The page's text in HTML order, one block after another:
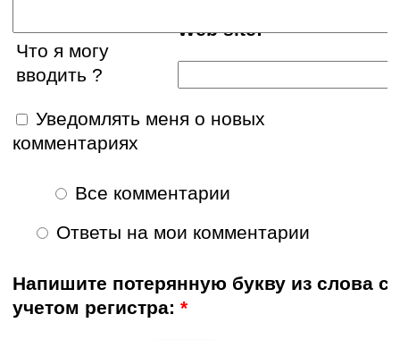
Web site:
Что я могу
вводить ?
Уведомлять меня о новых
комментариях
Все комментарии
Ответы на мои комментарии
Напишите потерянную букву из слова с
учетом регистра:*